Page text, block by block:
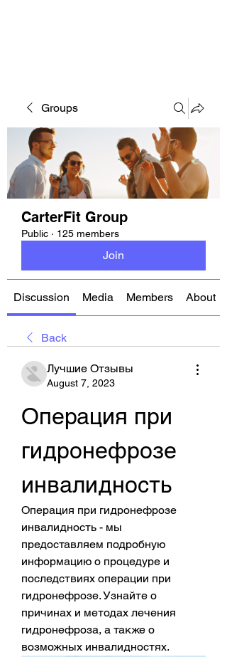
Groups
CarterFit Group
Public · 125 members
Join
Discussion Media Members About
Back
Лучшие Отзывы
August 7, 2023
Операция при
гидронефрозе
инвалидность
Операция при гидронефрозе
инвалидность - мы
предоставляем подробную
информацию о процедуре и
последствиях операции при
гидронефрозе. Узнайте о
причинах и методах лечения
гидронефроза, а также о
возможных инвалидностях.